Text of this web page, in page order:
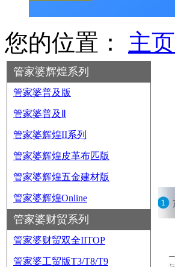
您的位置： 主页
管家婆辉煌系列
管家婆普及版
管家婆普及Ⅱ
管家婆辉煌II系列
管家婆辉煌皮革布匹版
管家婆辉煌五金建材版
管家婆辉煌Online
管家婆财贸系列
管家婆财贸双全IITOP
管家婆工贸版T3/T8/T9